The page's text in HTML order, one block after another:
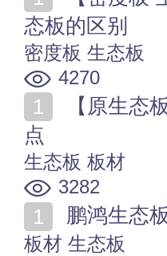
态板的区别
密度板 生态板
4270
点
生态板 板材
3282
鹏鸿生态
板材 生态板